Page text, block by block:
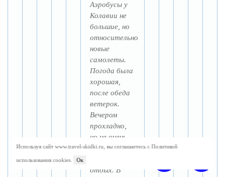
Аэробусы у
Колавии не
большие, но
относительно
новые
самолеты.
Погода была
хорошая,
после обеда
ветерок.
Вечером
прохладно,
но не очень.
Спасибо за
отдых. В
Используя сайт www.travel-skidki.ru, вы соглашаетесь с Политикой
использования cookies. Ок